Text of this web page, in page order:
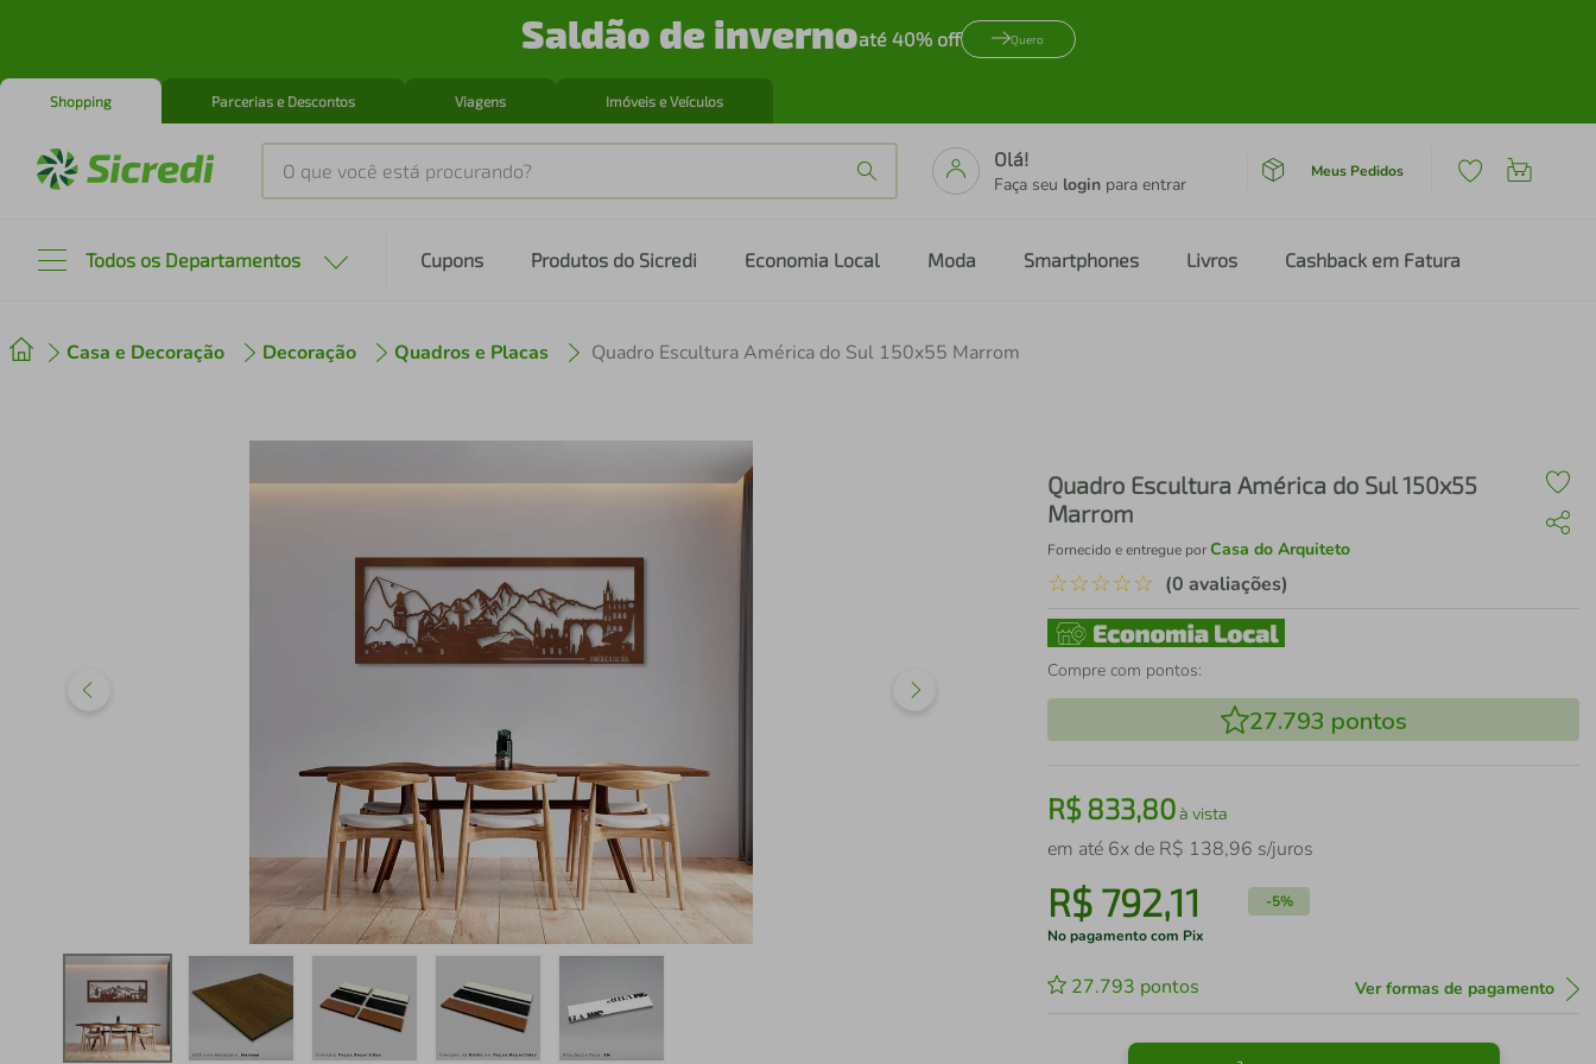
Saldão de invernoaté 40% off Quero
Shopping Parcerias e Descontos Viagens Imóveis e Veículos
O que você está procurando?
Olá!
Faça seu login para entrar
Meus Pedidos
Todos os Departamentos Cupons Produtos do Sicredi Economia Local Moda Smartphones Livros Cashback em Fatura
Casa e Decoração Decoração Quadros e Placas Quadro Escultura América do Sul 150x55 Marrom
Quadro Escultura América do Sul 150x55
Marrom
Fornecido e entregue porCasa do Arquiteto
☆☆☆☆☆ (0 avaliações)
Compre com pontos:
27.793 pontos
R$833,80à vista
em até 6x de R$ 138,96 s/juros
R$ 792,11 -5%
No pagamento com Pix
27.793 pontos Ver formas de pagamento
º cafeteira
º air fryer